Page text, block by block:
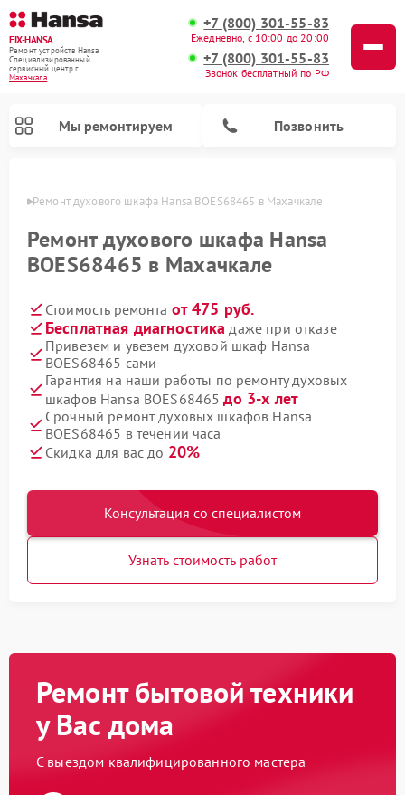
FIX-HANSA
Ремонт устройств Hansa
Специализированный
cервисный центр г.
Махачкала
+7 (800) 301-55-83
Ежедневно, с 10:00 до 20:00
+7 (800) 301-55-83
Звонок бесплатный по РФ
Мы ремонтируем Позвонить
Ремонт духового шкафа Hansa BOES68465 в Махачкале
Ремонт духового шкафа Hansa
BOES68465 в Махачкале
Стоимость ремонта от 475 руб.
Бесплатная диагностика даже при отказе
Привезем и увезем духовой шкаф Hansa
BOES68465 сами
Гарантия на наши работы по ремонту духовых
шкафов Hansa BOES68465до 3-х лет
Срочный ремонт духовых шкафов Hansa
BOES68465 в течении часа
Скидка для вас до 20%
Консультация со специалистом
Узнать стоимость работ
Ремонт бытовой техники
у Вас дома
С выездом квалифицированного мастера